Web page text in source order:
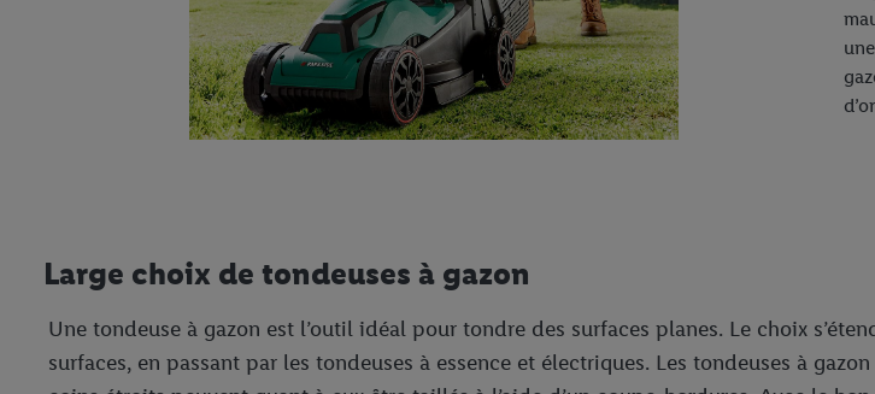
Large choix de tondeuses à gazon
Une tondeuse à gazon est l’outil idéal pour tondre des surfaces planes. Le choix
surfaces, en passant par les tondeuses à essence et électriques. Les tondeuses à